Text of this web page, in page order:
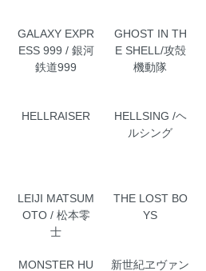
GALAXY EXPR
ESS 999 / 銀河
鉄道999
GHOST IN TH
E SHELL/攻殻
機動隊
HELLRAISER
HELLSING /ヘ
ルシング
LEIJI MATSUM
OTO / 松本零
士
THE LOST BO
YS
MONSTER HU
新世紀ヱヴァン